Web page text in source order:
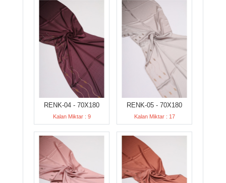
RENK-04 - 70X180
Kalan Miktar : 9
RENK-05 - 70X180
Kalan Miktar : 17